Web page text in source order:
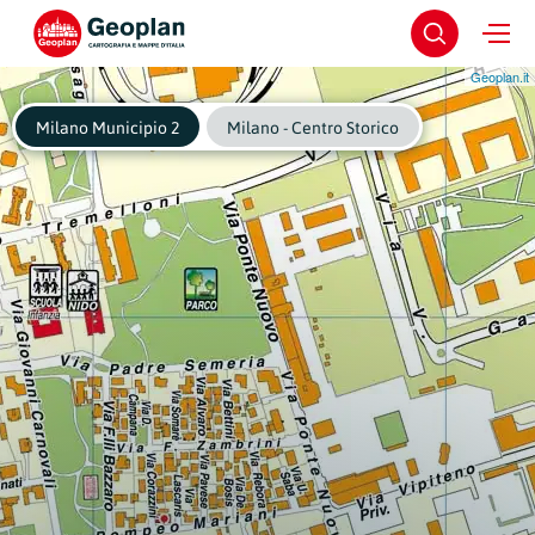
Geoplan.it
Milano Municipio 2 Milano - Centro Storico